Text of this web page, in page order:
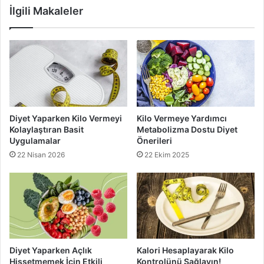
adaydır. Aktarlardan tane olarak satılan bu doğal çözümü
sizin de denemenizi tavsiye ederiz.
Yalancı portakal yalancı portakal nedir
yalancı portakalı denemek
İlgili Makaleler
Diyet Yaparken Kilo Vermeyi
Kolaylaştıran Basit
Uygulamalar
22 Nisan 2026
Kilo Vermeye Yardımcı
Metabolizma Dostu Diyet
Önerileri
22 Ekim 2025
Diyet Yaparken Açlık
Hissetmemek İçin Etkili
Kalori Hesaplayarak Kilo
Kontrolünü Sağlayın!